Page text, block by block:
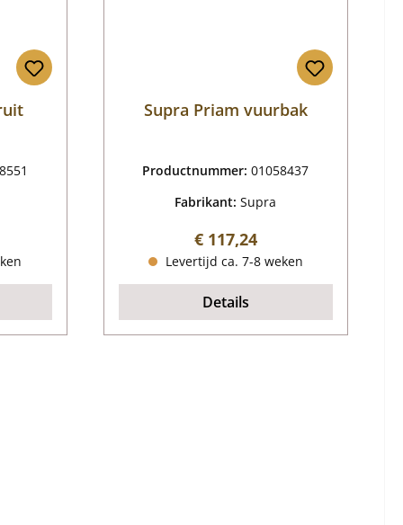
Supra Priam vuurbak
Productnummer:01058437
Fabrikant:Supra
Normale prijs:
€ 117,24
Levertijd ca. 7-8 weken
Details